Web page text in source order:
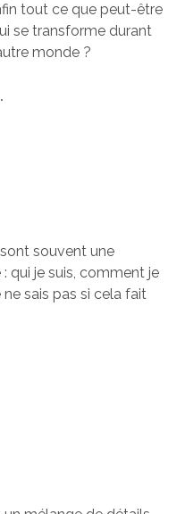
tout ce que peut-être
se transforme durant
monde ?
souvent une
qui je suis, comment je
sais pas si cela fait